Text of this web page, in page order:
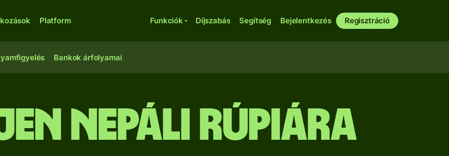
Platform Funkciók Díjszabás Segítség Bejelentkezés Regisztráció
Bankok árfolyamai
nepáli rúpiára